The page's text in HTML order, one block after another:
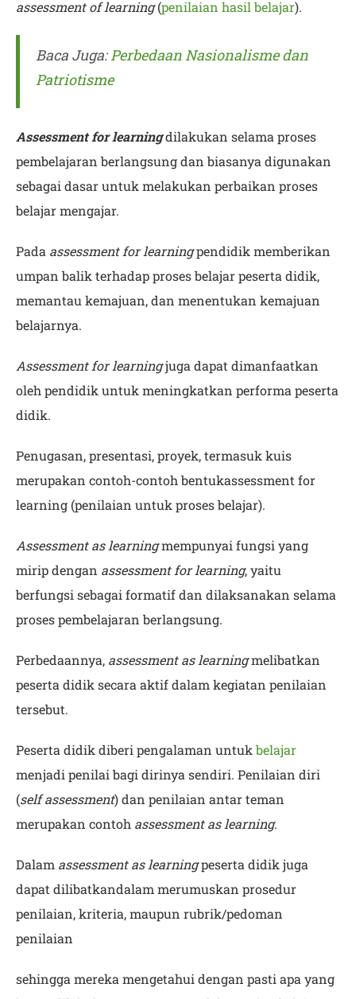
assessment of learning(penilaian hasil belajar).
Baca Juga:Perbedaan Nasionalisme dan
Patriotisme
Assessment for learningdilakukan selama proses
pembelajaran berlangsung dan biasanya digunakan
sebagai dasar untuk melakukan perbaikan proses
belajar mengajar.
Pada assessment for learningpendidik memberikan
umpan balik terhadap proses belajar peserta didik,
memantau kemajuan, dan menentukan kemajuan
belajarnya.
Assessment for learningjuga dapat dimanfaatkan
oleh pendidik untuk meningkatkan performa peserta
didik.
Penugasan, presentasi, proyek, termasuk kuis
merupakan contoh-contoh bentukassessment for
learning (penilaian untuk proses belajar).
Assessment as learningmempunyai fungsi yang
mirip dengan assessment for learning, yaitu
berfungsi sebagai formatif dan dilaksanakan selama
proses pembelajaran berlangsung.
Perbedaannya, assessment as learningmelibatkan
peserta didik secara aktif dalam kegiatan penilaian
tersebut.
Peserta didik diberi pengalaman untuk belajar
menjadi penilai bagi dirinya sendiri. Penilaian diri
(self assessment) dan penilaian antar teman
merupakan contoh assessment as learning.
Dalam assessment as learningpeserta didik juga
dapat dilibatkandalam merumuskan prosedur
penilaian, kriteria, maupun rubrik/pedoman
penilaian
sehingga mereka mengetahui dengan pasti apa yang